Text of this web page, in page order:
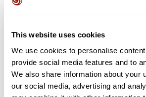
This website uses cookies
We use cookies to personalise
provide social media features and to
We also share information about your
our social media, advertising and
Avis des utilisateurs
Soyez le premier à ajouter